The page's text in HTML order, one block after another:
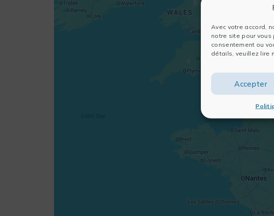
Avec votre accord,
notre site pour vous
consentement ou
détails, veuillez lire
Accepter